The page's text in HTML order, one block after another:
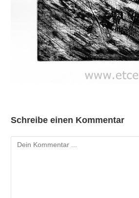
Schreibe einen Kommentar